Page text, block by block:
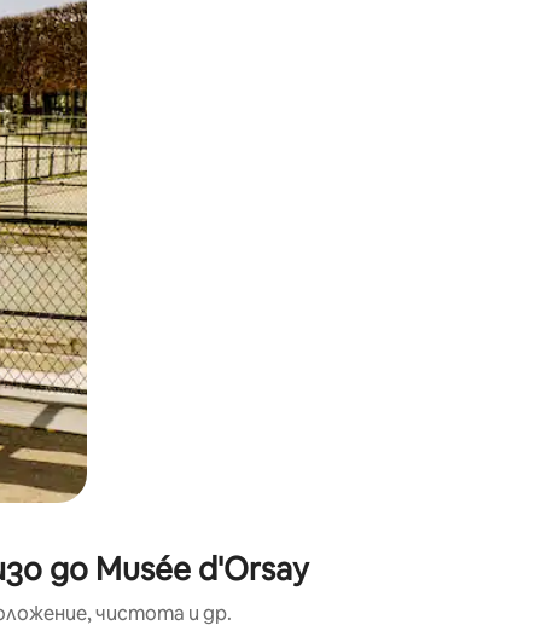
или плъзгане.
до Musée d'Orsay
чистота и др.